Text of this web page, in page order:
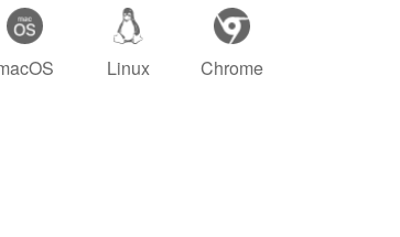
Linux Chrome